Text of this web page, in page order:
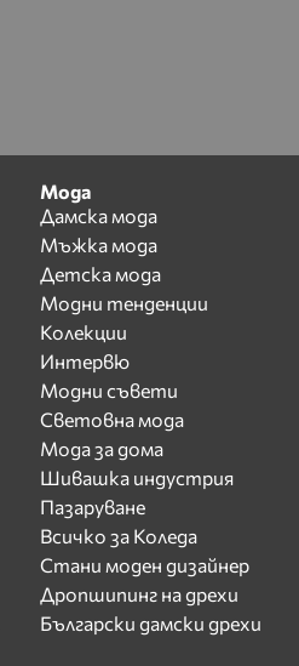
Мода
Дамска мода
Мъжка мода
Детска мода
Модни тенденции
Колекции
Интервю
Модни съвети
Световна мода
Мода за дома
Шивашка индустрия
Пазаруване
Всичко за Коледа
Стани моден дизайнер
Дропшипинг на дрехи
Български дамски дрехи